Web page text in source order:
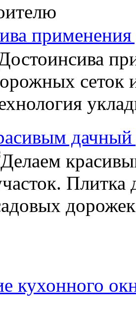
кухонного